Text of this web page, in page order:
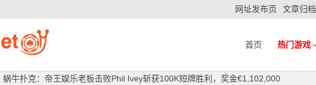
网址发布页 文章归档
首页 热门游戏
蜗牛扑克：帝王娱乐老板击败Phil Ivey斩获100K短牌胜利，奖金€1,102,000